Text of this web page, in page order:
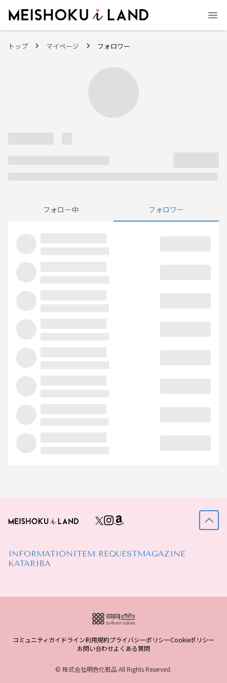
トップ マイページ フォロワー
フォロー中 フォロワー
INFORMATION ITEM REQUESTMAGAZINE
KATARIBA
コミュニティガイドライン利用規約プライバシーポリシーCookieポリシー
お問い合わせよくある質問
© 株式会社明色化粧品 All Rights Reserved.